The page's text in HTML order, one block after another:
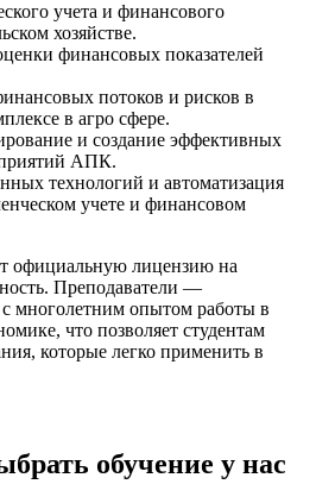
учета и финансового
хозяйстве.
финансовых показателей
потоков и рисков в
в агро сфере.
и создание эффективных
АПК.
технологий и автоматизация
учете и финансовом
официальную лицензию на
Преподаватели —
многолетним опытом работы в
что позволяет студентам
которые легко применить в
обучение у нас